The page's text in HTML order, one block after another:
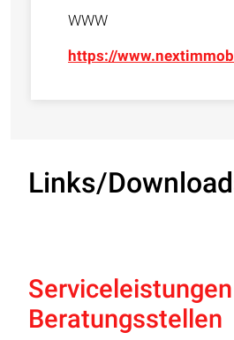
WWW
https://
Links/
Serviceleistungen
Beratungsstellen